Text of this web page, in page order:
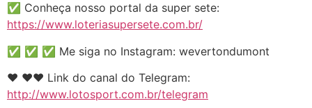
✅ Conheça nosso portal da super sete:
https://www.loteriasupersete.com.br/
✅ ✅ ✅ Me siga no Instagram: wevertondumont
❤️️ ❤️️❤️️ Link do canal do Telegram:
http://www.lotosport.com.br/telegram